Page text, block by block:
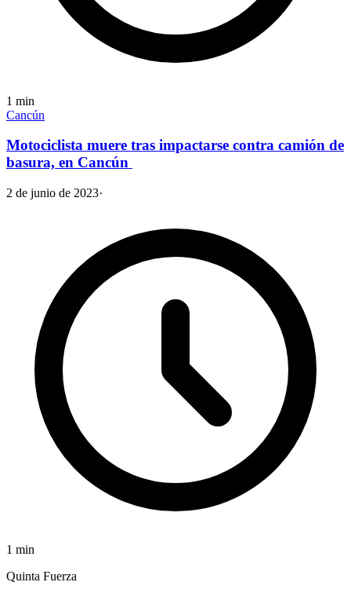
1 min
Cancún
Motociclista muere tras impactarse contra camión de
basura, en Cancún
2 de junio de 2023·
1 min
Quinta Fuerza